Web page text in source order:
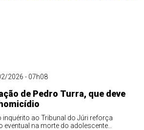
2026 - 07h08
de Pedro Turra, que deve
ao Tribunal do Júri reforça
eventual na morte do adolescente